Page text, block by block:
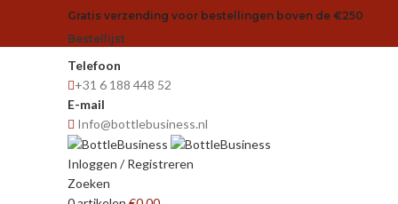
Gratis verzending voor bestellingen boven de €250
Bestellijst
Telefoon
+31 6 188 448 52
E-mail
Info@bottlebusiness.nl
Inloggen / Registreren
Zoeken